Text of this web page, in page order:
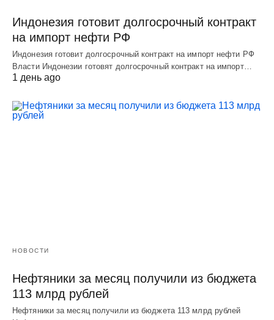
Индонезия готовит долгосрочный контракт
на импорт нефти РФ
Индонезия готовит долгосрочный контракт на импорт нефти РФ
Власти Индонезии готовят долгосрочный контракт на импорт…
1 день ago
НОВОСТИ
Нефтяники за месяц получили из бюджета
113 млрд рублей
Нефтяники за месяц получили из бюджета 113 млрд рублей